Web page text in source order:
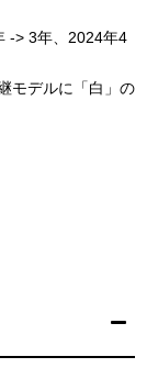
-> 3年、2024年4
モデルに「白」の